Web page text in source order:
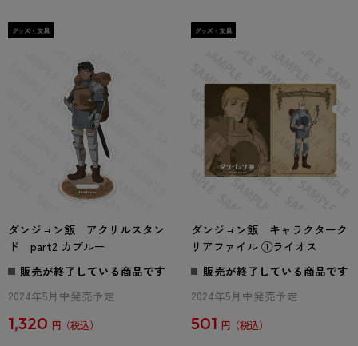
ダンジョン飯 アクリルスタン
ド part2 カブルー
販売が終了している商品です
2024年5月中発売予定
1,320 円
ダンジョン飯 キャラクターク
リアファイル ①ライオス
販売が終了している商品です
2024年5月中発売予定
501 円